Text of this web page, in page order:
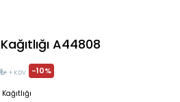
A44808
+ KDV -10%